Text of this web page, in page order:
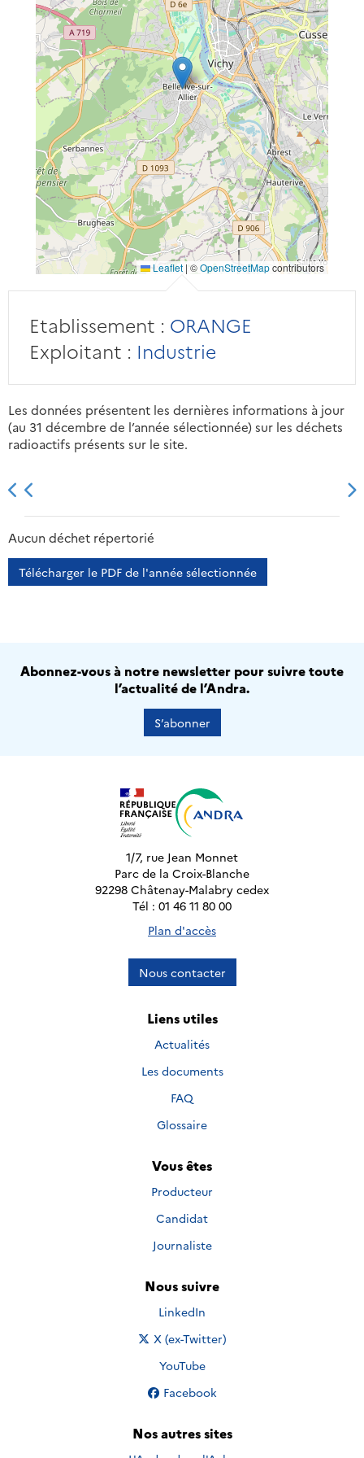
Leaflet | ©OpenStreetMapcontributors
Etablissement : ORANGE
Exploitant : Industrie
Les données présentent les dernières informations à jour
(au 31 décembre de l’année sélectionnée) sur les déchets
radioactifs présents sur le site.
2013 2014
Aucun déchet répertorié
Télécharger le PDF de l'année sélectionnée
Abonnez-vous à notre newsletter pour suivre toute
l’actualité de l’Andra.
S’abonner
1/7, rue Jean Monnet
Parc de la Croix-Blanche
92298 Châtenay-Malabry cedex
Tél : 01 46 11 80 00
Plan d'accès
Nous contacter
Liens utiles
Actualités
Les documents
FAQ
Glossaire
Vous êtes
Producteur
Candidat
Journaliste
Nous suivre
Nous suivre sur
LinkedIn
Nous suivre sur
X (ex-Twitter)
Nous suivre sur
YouTube
Nous suivre sur
Facebook
Nos autres sites